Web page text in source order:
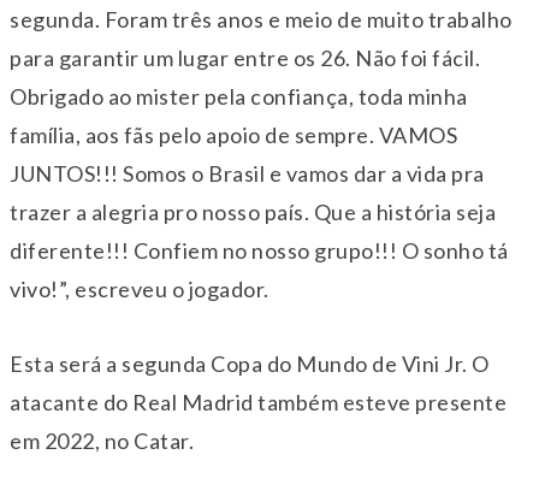
segunda. Foram três anos e meio de muito trabalho
para garantir um lugar entre os 26. Não foi fácil.
Obrigado ao mister pela confiança, toda minha
família, aos fãs pelo apoio de sempre. VAMOS
JUNTOS!!! Somos o Brasil e vamos dar a vida pra
trazer a alegria pro nosso país. Que a história seja
diferente!!! Confiem no nosso grupo!!! O sonho tá
vivo!”, escreveu o jogador.
Esta será a segunda Copa do Mundo de Vini Jr. O
atacante do Real Madrid também esteve presente
em 2022, no Catar.